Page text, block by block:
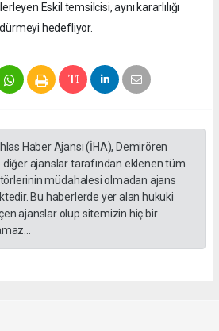
Eskil temsilcisi, aynı kararlılığı
hedefliyor.
Haber Ajansı (İHA), Demirören
diğer ajanslar tarafından eklenen tüm
müdahalesi olmadan ajans
Bu haberlerde yer alan hukuki
ajanslar olup sitemizin hiç bir